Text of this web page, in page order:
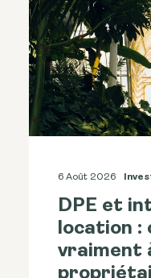
6 Août 2026
DPE et
location :
vraiment